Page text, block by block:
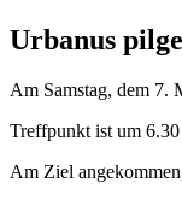
Urbanus
Am Samstag, dem 7.
Treffpunkt ist um
Am Ziel